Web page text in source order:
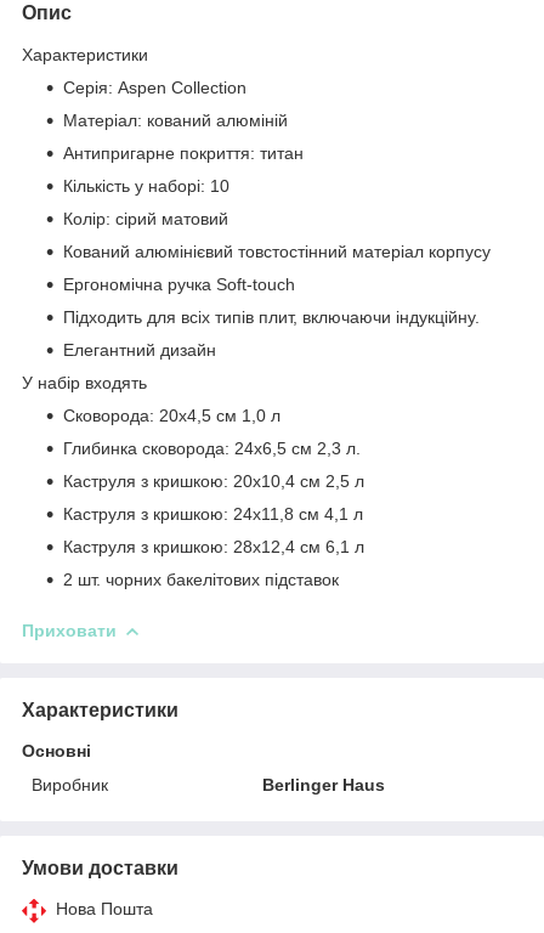
Опис
Характеристики
Серія: Aspen Collection
Матеріал: кований алюміній
Антипригарне покриття: титан
Кількість у наборі: 10
Колір: сірий матовий
Кований алюмінієвий товстостінний матеріал корпусу
Ергономічна ручка Soft-touch
Підходить для всіх типів плит, включаючи індукційну.
Елегантний дизайн
У набір входять
Сковорода: 20х4,5 см 1,0 л
Глибинка сковорода: 24х6,5 см 2,3 л.
Каструля з кришкою: 20х10,4 см 2,5 л
Каструля з кришкою: 24х11,8 см 4,1 л
Каструля з кришкою: 28х12,4 см 6,1 л
2 шт. чорних бакелітових підставок
Приховати
Характеристики
Основні
Виробник
Berlinger Haus
Умови доставки
Нова Пошта